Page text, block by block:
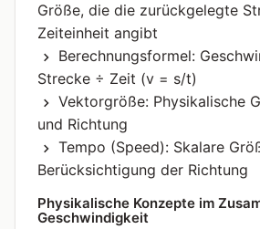
Größe, die die zurückgelegte
Zeiteinheit angibt
Berechnungsformel:
Strecke ÷ Zeit (v = s/t)
Vektorgröße: Physikalische
und Richtung
Tempo (Speed): Skalare
Berücksichtigung der Richtung
Physikalische Konzepte im
Geschwindigkeit